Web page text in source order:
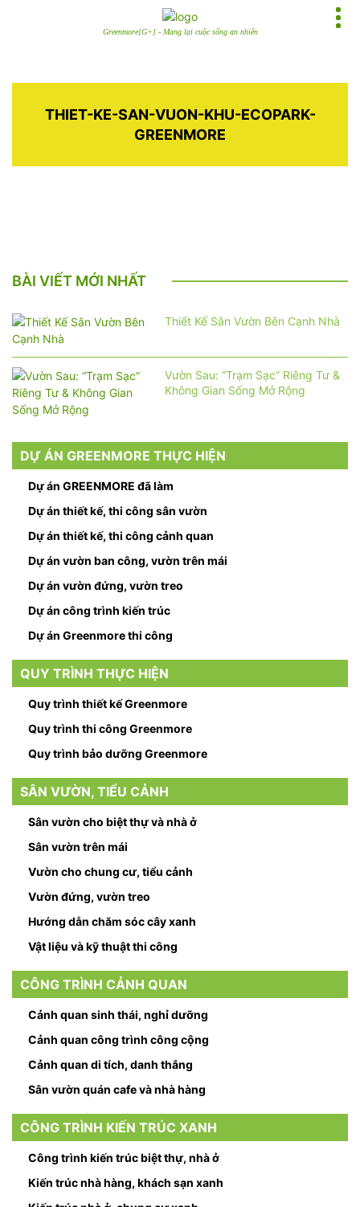
Greenmore[G+] - Mang lại cuộc sống an nhiên
THIET-KE-SAN-VUON-KHU-ECOPARK-
GREENMORE
BÀI VIẾT MỚI NHẤT
Thiết Kế Sân Vườn Bên Cạnh Nhà
Vườn Sau: “Trạm Sạc” Riêng Tư &
Không Gian Sống Mở Rộng
DỰ ÁN GREENMORE THỰC HIỆN
Dự án GREENMORE đã làm
Dự án thiết kế, thi công sân vườn
Dự án thiết kế, thi công cảnh quan
Dự án vườn ban công, vườn trên mái
Dự án vườn đứng, vườn treo
Dự án công trình kiến trúc
Dự án Greenmore thi công
QUY TRÌNH THỰC HIỆN
Quy trình thiết kế Greenmore
Quy trình thi công Greenmore
Quy trình bảo dưỡng Greenmore
SÂN VƯỜN, TIỂU CẢNH
Sân vườn cho biệt thự và nhà ở
Sân vườn trên mái
Vườn cho chung cư, tiểu cảnh
Vườn đứng, vườn treo
Hướng dẫn chăm sóc cây xanh
Vật liệu và kỹ thuật thi công
CÔNG TRÌNH CẢNH QUAN
Cảnh quan sinh thái, nghỉ dưỡng
Cảnh quan công trình công cộng
Cảnh quan di tích, danh thắng
Sân vườn quán cafe và nhà hàng
CÔNG TRÌNH KIẾN TRÚC XANH
Công trình kiến trúc biệt thự, nhà ở
Kiến trúc nhà hàng, khách sạn xanh